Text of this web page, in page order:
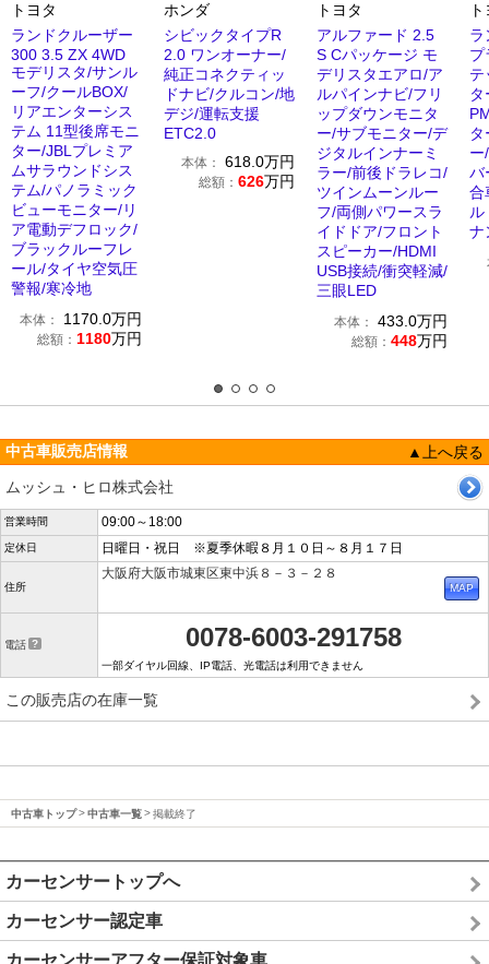
トヨタ
ランドクルーザー
300 3.5 ZX 4WD
モデリスタ/サンル
ーフ/クールBOX/
リアエンターシス
テム 11型後席モニ
ター/JBLプレミア
ムサラウンドシス
テム/パノラミック
ビューモニター/リ
ア電動デフロック/
ブラックルーフレ
ール/タイヤ空気圧
警報/寒冷地
本体： 1170.0万円
総額： 1180万円
ホンダ
シビックタイプR
2.0 ワンオーナー/
純正コネクティッ
ドナビ/クルコン/地
デジ/運転支援
ETC2.0
本体： 618.0万円
総額： 626万円
トヨタ
アルファード 2.5
S Cパッケージ モ
デリスタエアロ/ア
ルパインナビ/フリ
ップダウンモニタ
ー/サブモニター/デ
ジタルインナーミ
ラー/前後ドラレコ/
ツインムーンルー
フ/両側パワースラ
イドドア/フロント
スピーカー/HDMI
USB接続/衝突軽減/
三眼LED
本体： 433.0万円
総額： 448万円
ラ
プ
テ
ー
バ
合
ナ
中古車販売店情報
▲上へ戻る
ムッシュ・ヒロ株式会社
営業時間 09:00～18:00
定休日 日曜日・祝日 ※夏季休暇８月１０日～８月１７日
住所
大阪府大阪市城東区東中浜８－３－２８
電話 0078-6003-291758
一部ダイヤル回線、IP電話、光電話は利用できません
この販売店の在庫一覧
中古車トップ 中古車一覧 掲載終了
カーセンサートップへ
カーセンサー認定車
カーセンサーアフター保証対象車